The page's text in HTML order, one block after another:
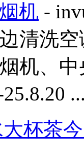
机 -
清洗
机、
杯茶